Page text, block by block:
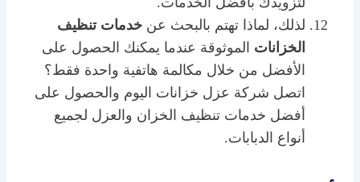
لذلك، لماذا تهتم بالبحث عن خدمات تنظيف
الخزانات الموثوقة عندما يمكنك الحصول على
الأفضل من خلال مكالمة هاتفية واحدة فقط؟
اتصل شركة عزل خزانات اليوم والحصول على
أفضل خدمات تنظيف الخزان والعزل لجميع
أنواع الدبابات.